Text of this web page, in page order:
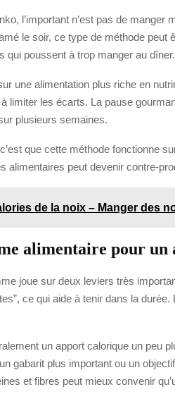
l’important n’est pas de
le soir, ce type de méthode peut
qui poussent à trop manger au dîner.
une alimentation plus riche en
limiter les écarts. La pause
plusieurs semaines.
c’est que cette méthode fonctionne
alimentaires peut devenir contre-
de la noix – Manger des
alimentaire pour un
joue sur deux leviers très
ce qui aide à tenir dans la
un apport calorique un peu
gabarit plus important ou un
et fibres peut mieux convenir